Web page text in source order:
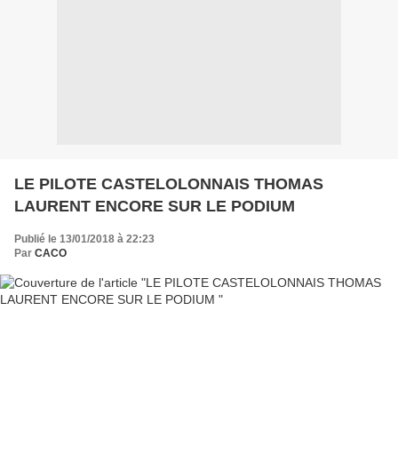
LE PILOTE CASTELOLONNAIS THOMAS
LAURENT ENCORE SUR LE PODIUM
Publié le 13/01/2018 à 22:23
Par CACO